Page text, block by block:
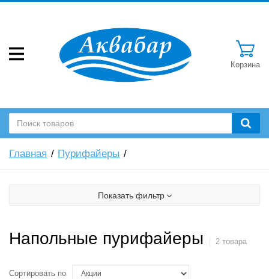
Корзина
Главная Пурифайеры
Показать фильтр
Напольные пурифайеры 2 товара
Сортировать по